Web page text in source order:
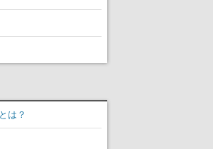
は？